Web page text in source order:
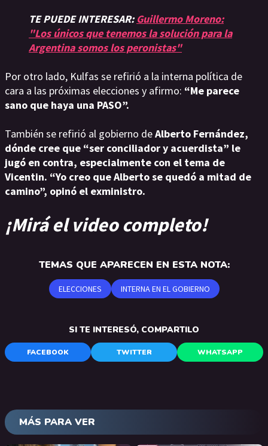
TE PUEDE INTERESAR:Guillermo Moreno:
"Los únicos que tenemos la solución para la
Argentina somos los peronistas"
Por otro lado, Kulfas se refirió a la interna política de
cara a las próximas elecciones y afirmo: “Me parece
sano que haya una PASO”.
También se refirió al gobierno deAlberto Fernández,
dónde cree que “ser conciliador y acuerdista” le
jugó en contra, especialmente con el tema de
Vicentin. “Yo creo que Alberto se quedó a mitad de
camino”, opinó el exministro.
¡Mirá el video completo!
TEMAS QUE APARECEN EN ESTA NOTA:
ELECCIONES INTERNA EN EL GOBIERNO
SI TE INTERESÓ, COMPARTILO
FACEBOOK TWITTER WHATSAPP
MÁS PARA VER